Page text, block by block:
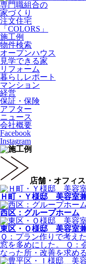
専門職組合の
家づくり
注文住宅
「COLORS」
施工例
物件検索
オープンハウス
見学できる家
リフォーム
暮らしレポート
マンション
経営
保証・保険
アフター
ニュース
会社概要
Facebook
Instagram
店舗・オフィス
Ｈ町・Ｙ様邸 美容室
西区：グループホーム
東区・Ｏ様邸 美容室
Ｑ：プラン作りで考え
窓を多めにした。 Ｑ：
なった所・改善を求め